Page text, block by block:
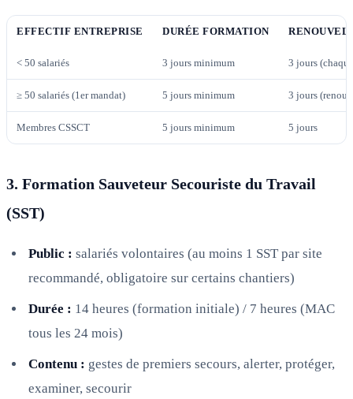
EFFECTIF ENTREPRISE DURÉE FORMATION
< 50 salariés 3 jours minimum 3 jours
≥ 50 salariés (1er mandat) 5 jours minimum 3 jours
Membres CSSCT 5 jours minimum 5 jours
3. Formation Sauveteur Secouriste du Travail
(SST)
Public : salariés volontaires (au moins 1 SST par site
recommandé, obligatoire sur certains chantiers)
Durée : 14 heures (formation initiale) / 7 heures (MAC
tous les 24 mois)
Contenu : gestes de premiers secours, alerter, protéger,
examiner, secourir